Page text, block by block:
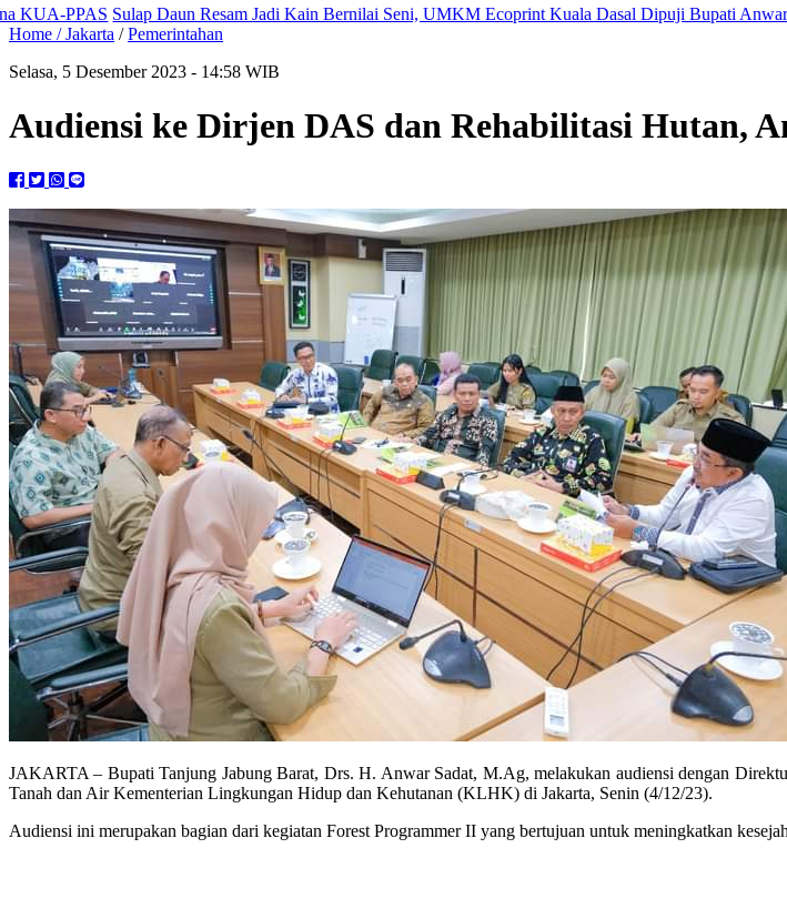
Sulap Daun Resam Jadi Kain Bernilai Seni, UMKM Ecoprint Kuala Dasal Dipuji Bupati Anwar Sadat Duet
Home /Jakarta /Pemerintahan
Selasa, 5 Desember 2023 - 14:58 WIB
Audiensi ke Dirjen DAS dan Rehabilitasi Hutan,
JAKARTA – Bupati Tanjung Jabung Barat, Drs. H. Anwar Sadat, M.Ag, melakukan audiensi dengan
Tanah dan Air Kementerian Lingkungan Hidup dan Kehutanan (KLHK) di Jakarta, Senin (4/12/23).
Audiensi ini merupakan bagian dari kegiatan Forest Programmer II yang bertujuan untuk meningkatkan